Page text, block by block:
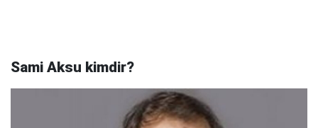
Sami Aksu kimdir?